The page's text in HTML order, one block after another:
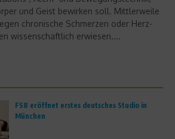
und Geist bewirken soll. Mittlerweile
chronische Schmerzen oder Herz-
wissenschaftlich erwiesen....
FS8 eröffnet erstes deutsches Studio in
München